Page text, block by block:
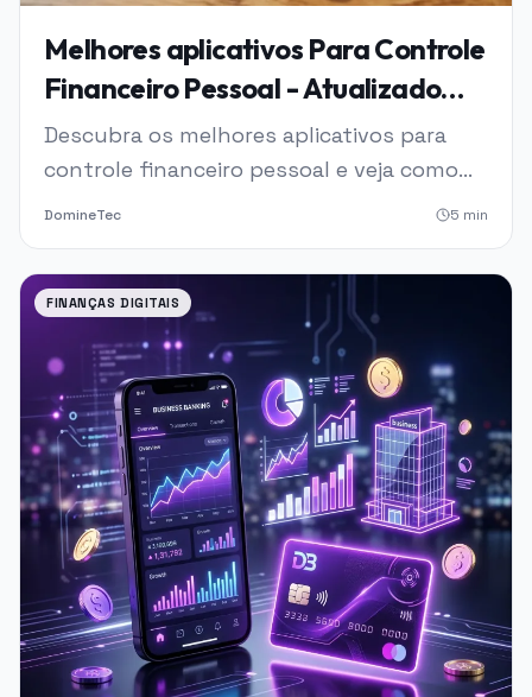
Melhores aplicativos Para Controle
Financeiro Pessoal - Atualizado
2026
Descubra os melhores aplicativos para
controle financeiro pessoal e veja como
transformar a organização das suas
seguro. Conheça opções ideais para
diferentes perfis de usuários, explore
recursos como metas financeiras, análise
de gastos e integração com in
DomineTec 5 min
FINANÇAS DIGITAIS